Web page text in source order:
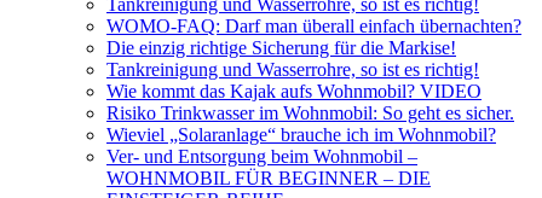
WOMO-FAQ: Darf man überall einfach übernachten?
Die einzig richtige Sicherung für die Markise!
Tankreinigung und Wasserrohre, so ist es richtig!
Wie kommt das Kajak aufs Wohnmobil? VIDEO
Risiko Trinkwasser im Wohnmobil: So geht es sicher.
Wieviel „Solaranlage“ brauche ich im Wohnmobil?
Ver- und Entsorgung beim Wohnmobil –
WOHNMOBIL FÜR BEGINNER – DIE